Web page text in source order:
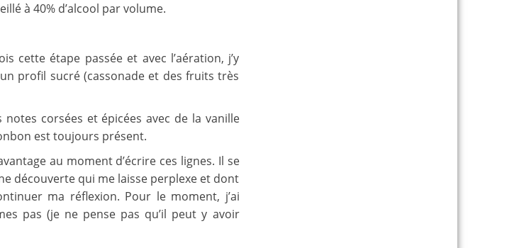
à 40% d’alcool par volume.
cette étape passée et avec l’aération, j’y
profil sucré (cassonade et des fruits très
corsées et épicées avec de la vanille
est toujours présent.
au moment d’écrire ces lignes. Il se
découverte qui me laisse perplexe et dont
ma réflexion. Pour le moment, j’ai
pas (je ne pense pas qu’il peut y avoir